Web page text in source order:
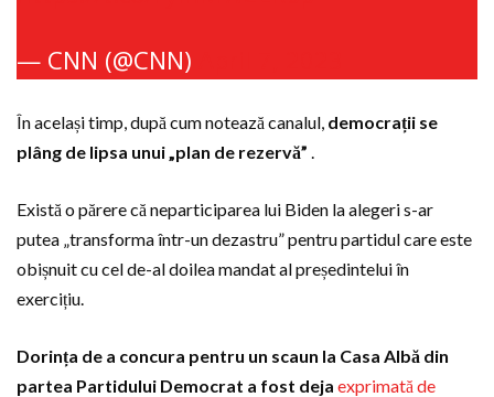
— CNN (@CNN)
În același timp, după cum notează canalul, democrații se
plâng de lipsa unui „plan de rezervă” .
Există o părere că neparticiparea lui Biden la alegeri s-ar
putea „transforma într-un dezastru” pentru partidul care este
obișnuit cu cel de-al doilea mandat al președintelui în
exercițiu.
Dorința de a concura pentru un scaun la Casa Albă din
partea Partidului Democrat a fost deja exprimată de